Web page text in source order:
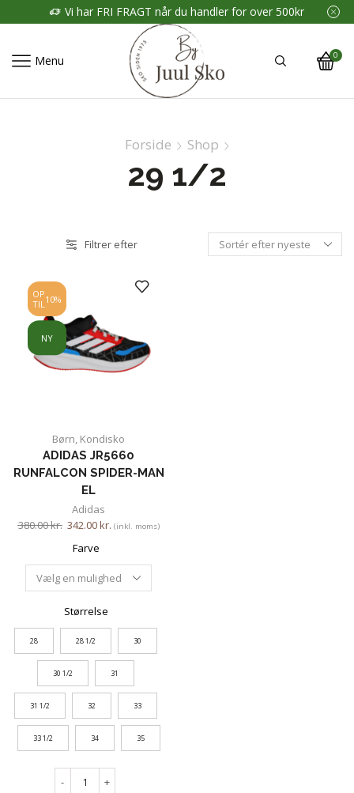
Vi har FRI FRAGT når du handler for over 500kr
Menu 0
Forside Shop
29 1/2
Filtrer efter
OP
TIL10%
NY
Børn, Kondisko
ADIDAS JR5660
RUNFALCON SPIDER-MAN
EL
Adidas
380.00kr. 342.00kr. (inkl. moms)
Farve
Størrelse
28 28 1/2 30
30 1/2 31
31 1/2 32 33
33 1/2 34 35
- +